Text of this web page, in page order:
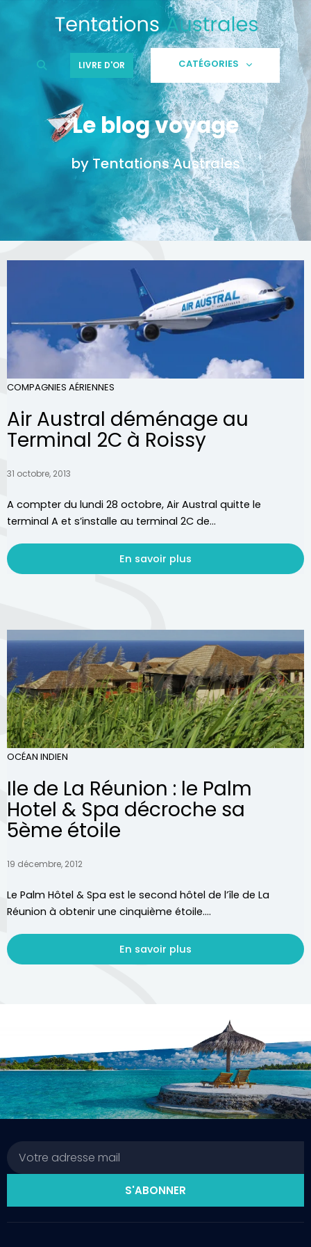
LIVRE D'OR CATÉGORIES
Le blog voyage
by Tentations Australes
COMPAGNIES AÉRIENNES
Air Austral déménage au
Terminal 2C à Roissy
31 octobre, 2013
A compter du lundi 28 octobre, Air Austral quitte le
terminal A et s’installe au terminal 2C de...
En savoir plus
OCÉAN INDIEN
Ile de La Réunion : le Palm
Hotel & Spa décroche sa
5ème étoile
19 décembre, 2012
Le Palm Hôtel & Spa est le second hôtel de l’île de La
Réunion à obtenir une cinquième étoile....
En savoir plus
S'ABONNER